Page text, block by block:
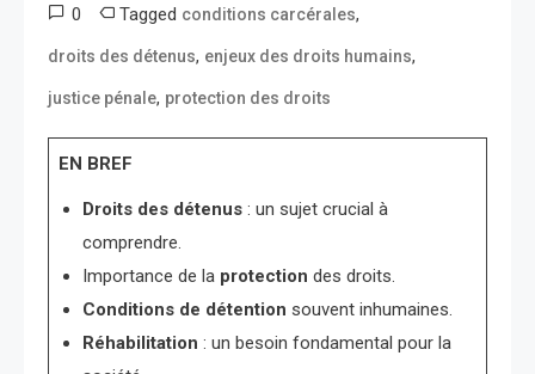
0 Tagged conditions carcérales,
droits des détenus, enjeux des droits humains,
justice pénale, protection des droits
EN BREF
Droits des détenus: un sujet crucial à
comprendre.
Importance de la protection des droits.
Conditions de détention souvent inhumaines.
Réhabilitation : un besoin fondamental pour la